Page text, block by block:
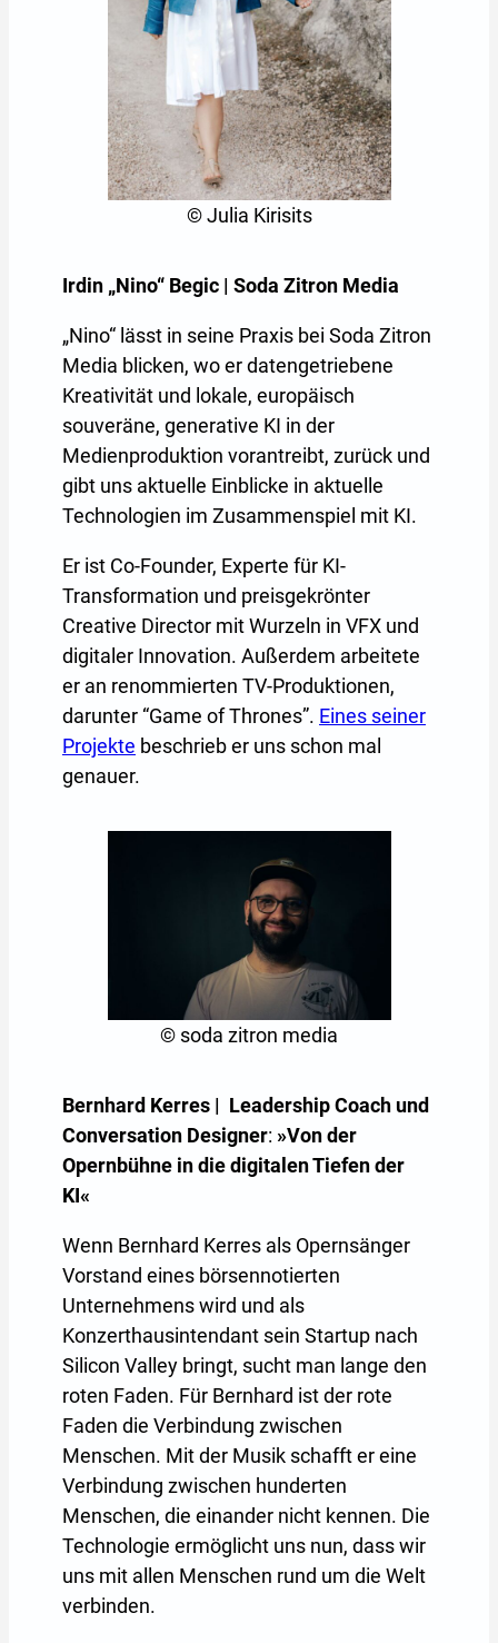
© Julia Kirisits
Irdin „Nino“ Begic | Soda Zitron Media
„Nino“ lässt in seine Praxis bei Soda Zitron
Media blicken, wo er datengetriebene
Kreativität und lokale, europäisch
souveräne, generative KI in der
Medienproduktion vorantreibt, zurück und
gibt uns aktuelle Einblicke in aktuelle
Technologien im Zusammenspiel mit KI.
Er ist Co-Founder, Experte für KI-
Transformation und preisgekrönter
Creative Director mit Wurzeln in VFX und
digitaler Innovation. Außerdem arbeitete
er an renommierten TV-Produktionen,
darunter “Game of Thrones”. Eines seiner
Projekte beschrieb er uns schon mal
genauer.
© soda zitron media
Bernhard Kerres | Leadership Coach und
Conversation Designer: »Von der
Opernbühne in die digitalen Tiefen der
KI«
Wenn Bernhard Kerres als Opernsänger
Vorstand eines börsennotierten
Unternehmens wird und als
Konzerthausintendant sein Startup nach
Silicon Valley bringt, sucht man lange den
roten Faden. Für Bernhard ist der rote
Faden die Verbindung zwischen
Menschen. Mit der Musik schafft er eine
Verbindung zwischen hunderten
Menschen, die einander nicht kennen. Die
Technologie ermöglicht uns nun, dass wir
uns mit allen Menschen rund um die Welt
verbinden.